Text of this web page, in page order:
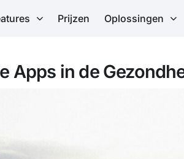
Prijzen Oplossingen
Apps in de